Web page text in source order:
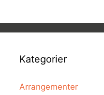
Kategorier
Arrangementer